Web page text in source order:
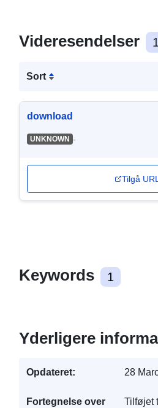
Videresendelser
Sort
download
UNKNOWN -
Tilgå
Keywords 1
Yderligere
Opdateret: 28
Fortegnelse over
Tilføjet